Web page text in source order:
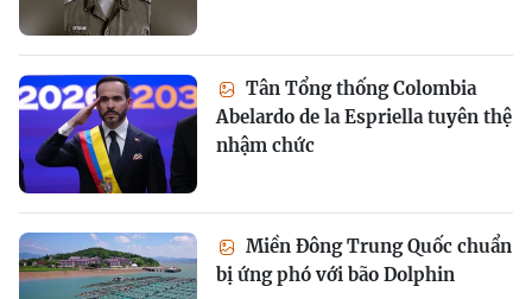
Tân Tổng thống Colombia
Abelardo de la Espriella tuyên thệ
nhậm chức
Miền Đông Trung Quốc chuẩn
bị ứng phó với bão Dolphin